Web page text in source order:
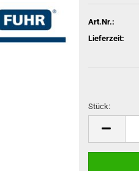
Art.Nr.:
Lieferzeit:
Stück:
Stück